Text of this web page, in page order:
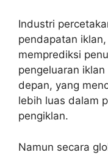
Industri
pendapatan
memprediksi
pengeluaran
depan, yang
lebih luas dalam
pengiklan.
Namun secara